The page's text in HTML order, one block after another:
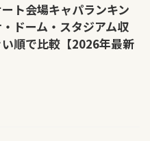
ト会場キャパランキン
ドーム・スタジアム収
順で比較【2026年最新